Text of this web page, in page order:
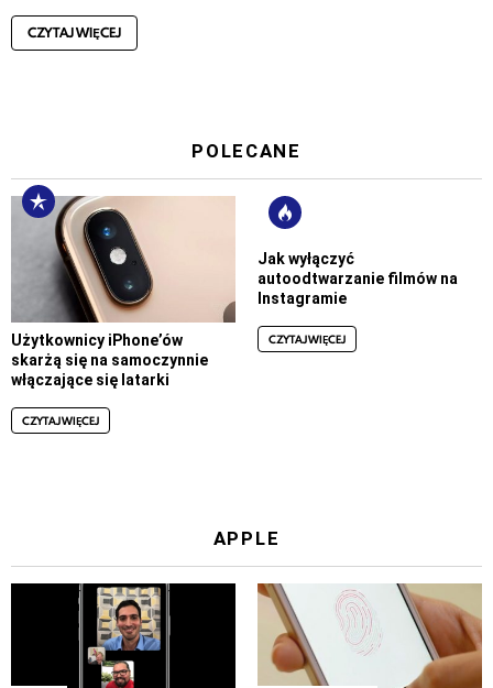
CZYTAJ WIĘCEJ
POLECANE
Użytkownicy iPhone’ów
skarżą się na samoczynnie
włączające się latarki
CZYTAJ WIĘCEJ
Jak wyłączyć
autoodtwarzanie filmów na
Instagramie
CZYTAJ WIĘCEJ
APPLE